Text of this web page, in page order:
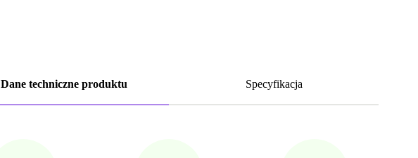
Dane techniczne produktu Specyfikacja